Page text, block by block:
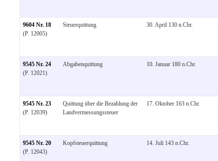
9604 Nr. 18
(P. 12005)
Steuerquittung 30. April 130 n.Chr.
9545 Nr. 24
(P. 12021)
Abgabenquittung 10. Januar 180 n.Chr.
9545 Nr. 23
(P. 12039)
Quittung über die Bezahlung der
Landvermessungssteuer
17. Oktober 163 n.Chr.
9545 Nr. 20
(P. 12043)
Kopfsteuerquittung 14. Juli 143 n.Chr.